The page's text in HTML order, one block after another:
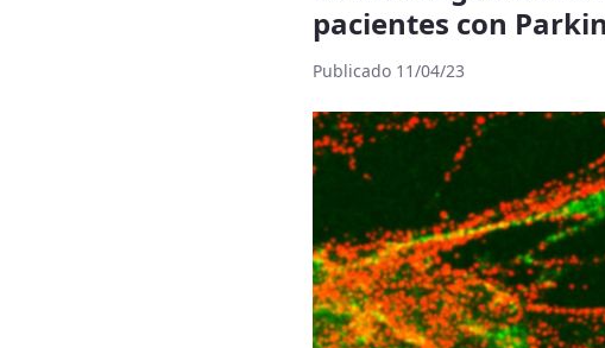
pacientes con
Publicado 11/04/23